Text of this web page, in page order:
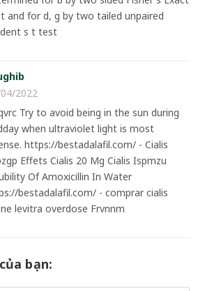
and for d, g by two tailed unpaired
s t test
2022
Try to avoid being in the sun during
when ultraviolet light is most
https://bestadalafil.com/ - Cialis
Effets Cialis 20 Mg Cialis Ispmzu
Of Amoxicillin In Water
bestadalafil.com/ - comprar cialis
levitra overdose Frvnnm
bạn: